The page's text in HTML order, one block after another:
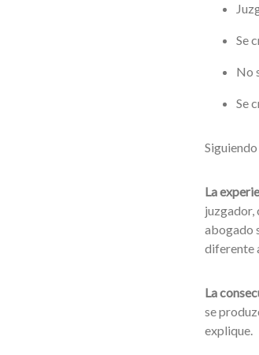
Se
No
Se
La
juzgador,
abogado
diferente
La
se
explique.